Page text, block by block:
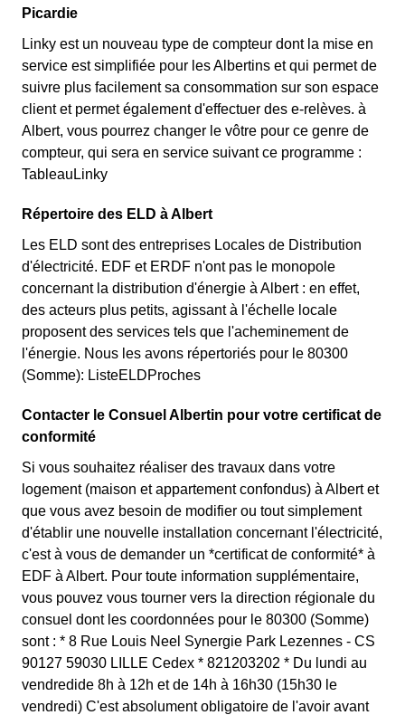
Picardie
Linky est un nouveau type de compteur dont la mise en
service est simplifiée pour les Albertins et qui permet de
suivre plus facilement sa consommation sur son espace
client et permet également d'effectuer des e-relèves. à
Albert, vous pourrez changer le vôtre pour ce genre de
compteur, qui sera en service suivant ce programme :
TableauLinky
Répertoire des ELD à Albert
Les ELD sont des entreprises Locales de Distribution
d'électricité. EDF et ERDF n'ont pas le monopole
concernant la distribution d'énergie à Albert : en effet,
des acteurs plus petits, agissant à l'échelle locale
proposent des services tels que l'acheminement de
l'énergie. Nous les avons répertoriés pour le 80300
(Somme): ListeELDProches
Contacter le Consuel Albertin pour votre certificat de
conformité
Si vous souhaitez réaliser des travaux dans votre
logement (maison et appartement confondus) à Albert et
que vous avez besoin de modifier ou tout simplement
d'établir une nouvelle installation concernant l'électricité,
c'est à vous de demander un *certificat de conformité* à
EDF à Albert. Pour toute information supplémentaire,
vous pouvez vous tourner vers la direction régionale du
consuel dont les coordonnées pour le 80300 (Somme)
sont : * 8 Rue Louis Neel Synergie Park Lezennes - CS
90127 59030 LILLE Cedex * 821203202 * Du lundi au
vendredide 8h à 12h et de 14h à 16h30 (15h30 le
vendredi) C'est absolument obligatoire de l'avoir avant